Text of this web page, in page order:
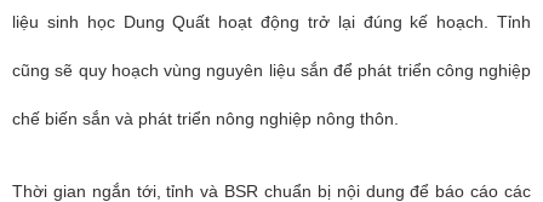
liệu sinh học Dung Quất hoạt động trở lại đúng kế hoạch. Tỉnh
cũng sẽ quy hoạch vùng nguyên liệu sắn để phát triển công nghiệp
chế biến sắn và phát triển nông nghiệp nông thôn.
Thời gian ngắn tới, tỉnh và BSR chuẩn bị nội dung để báo cáo các